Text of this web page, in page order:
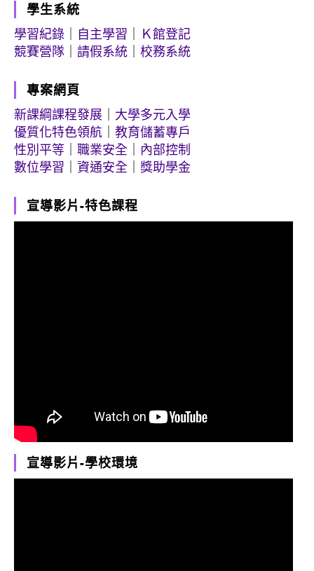
學生系統
學習紀錄
自主學習
Ｋ館登記
競賽營隊
請假系統 校務系統
專案網頁
新課綱課程發展
大學多元入學
優質化特色領航
教育儲蓄專戶
性別平等
職業安全
內部控制
數位學習
資通安全 獎助學金
宣導影片-特色課程
宣導影片-學校環境